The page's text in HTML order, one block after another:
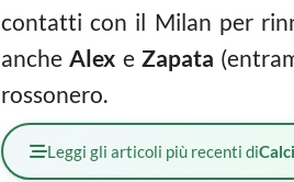
contatti con il Milan per
ancheAlex e Zapata
rossonero.
Leggi gli articoli più recenti di